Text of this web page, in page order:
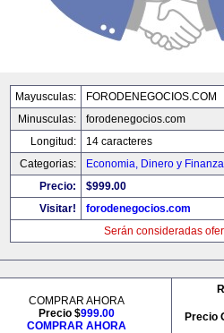
Mayusculas:
FORODENEGOCIOS.COM
Minusculas:
forodenegocios.com
Longitud:
14 caracteres
Categorias:
Economia, Dinero y
Precio:
$999.00
Visitar!
forodenegocios.com
Serán consideradas
COMPRAR AHORA
Precio $999.00
COMPRAR AHORA
Precio